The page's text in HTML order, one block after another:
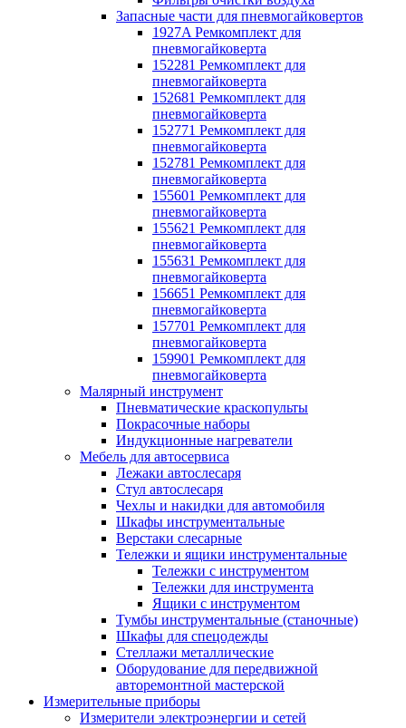
Запасные части для пневмогайковертов
1927A Ремкомплект для
пневмогайковерта
152281 Ремкомплект для
пневмогайковерта
152681 Ремкомплект для
пневмогайковерта
152771 Ремкомплект для
пневмогайковерта
152781 Ремкомплект для
пневмогайковерта
155601 Ремкомплект для
пневмогайковерта
155621 Ремкомплект для
пневмогайковерта
155631 Ремкомплект для
пневмогайковерта
156651 Ремкомплект для
пневмогайковерта
157701 Ремкомплект для
пневмогайковерта
159901 Ремкомплект для
пневмогайковерта
Малярный инструмент
Пневматические краскопульты
Покрасочные наборы
Индукционные нагреватели
Мебель для автосервиса
Лежаки автослесаря
Стул автослесаря
Чехлы и накидки для автомобиля
Шкафы инструментальные
Верстаки слесарные
Тележки и ящики инструментальные
Тележки с инструментом
Тележки для инструмента
Ящики с инструментом
Тумбы инструментальные (станочные)
Шкафы для спецодежды
Стеллажи металлические
Оборудование для передвижной
авторемонтной мастерской
Измерительные приборы
Измерители электроэнергии и сетей